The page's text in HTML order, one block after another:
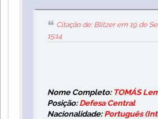
Citação de: Blitzer em 19 de
15:14
Nome Completo: TOMÁS
Posição: Defesa Central
Nacionalidade: Português